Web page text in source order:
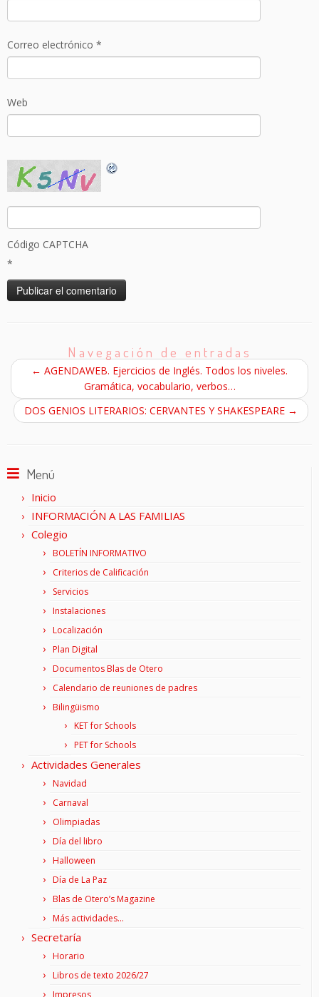
Correo electrónico *
Web
Código CAPTCHA
*
Navegación de entradas
← AGENDAWEB. Ejercicios de Inglés. Todos los niveles.
Gramática, vocabulario, verbos…
DOS GENIOS LITERARIOS: CERVANTES Y SHAKESPEARE →
Menú
Inicio
INFORMACIÓN A LAS FAMILIAS
Colegio
BOLETÍN INFORMATIVO
Criterios de Calificación
Servicios
Instalaciones
Localización
Plan Digital
Documentos Blas de Otero
Calendario de reuniones de padres
Bilingüismo
KET for Schools
PET for Schools
Actividades Generales
Navidad
Carnaval
Olimpiadas
Día del libro
Halloween
Día de La Paz
Blas de Otero’s Magazine
Más actividades…
Secretaría
Horario
Libros de texto 2026/27
Impresos